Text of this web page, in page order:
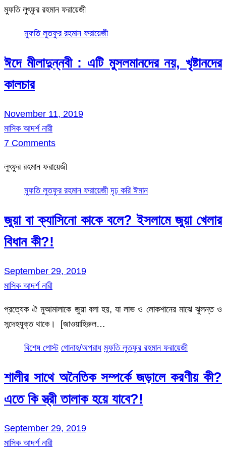
মুফতি লুৎফুর রহমান ফরায়েজী
মুফতি লুতফুর রহমান ফরায়েজী
ঈদে মীলাদুন্নবী : এটি মুসলমানদের নয়, খৃষ্টানদের
কালচার
November 11, 2019
মাসিক আদর্শ নারী
7 Comments
লুৎফুর রহমান ফরায়েজী
মুফতি লুতফুর রহমান ফরায়েজী দৃঢ় করি ঈমান
জুয়া বা ক্যাসিনো কাকে বলে? ইসলামে জুয়া খেলার
বিধান কী?!
September 29, 2019
মাসিক আদর্শ নারী
প্রত্যেক ঐ মুআমালাকে জুয়া বলা হয়, যা লাভ ও লোকশানের মাঝে ঝুলন্ত ও
সন্দেহযুক্ত থাকে। [জাওয়াহিরুল…
বিশেষ পোস্ট গোনাহ/অপরাধ মুফতি লুতফুর রহমান ফরায়েজী
শালীর সাথে অনৈতিক সম্পর্কে জড়ালে করণীয় কী?
এতে কি স্ত্রী তালাক হয়ে যাবে?!
September 29, 2019
মাসিক আদর্শ নারী